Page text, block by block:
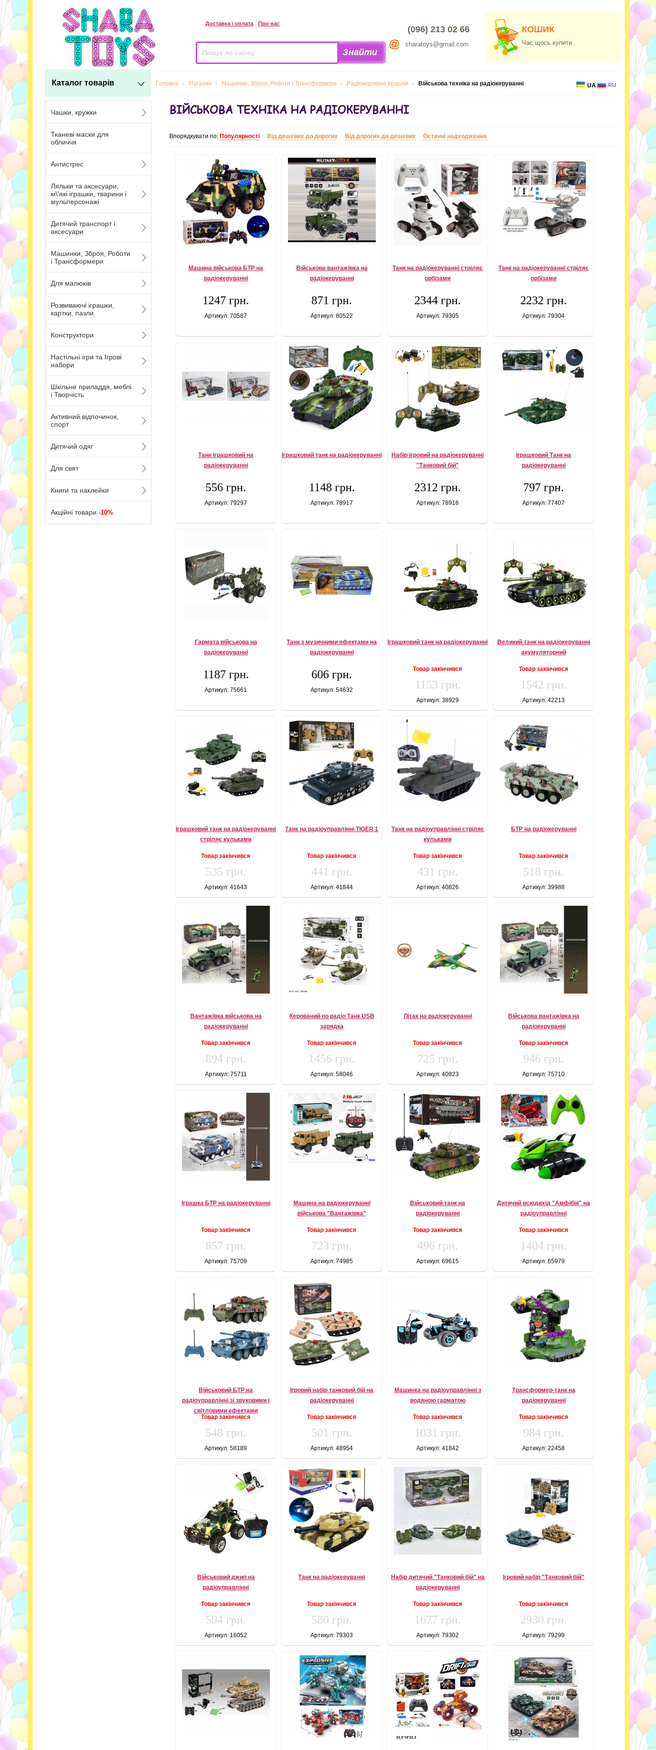
Доставка і оплата Про нас
(096) 213 02 66
sharatoys@gmail.com
КОШИК
Час щось купити
Каталог товарів Головна Магазин Машинки, Зброя, Роботи і Трансформери Радіокеровані іграшки Військова техніка на радіокеруванні UA RU
ВІЙСЬКОВА ТЕХНІКА НА РАДІОКЕРУВАННІ
Впорядкувати по: Популярності Від дешевих до дорогих Від дорогих до дешевих Останні надходження
Машина військова БТР на
радіокеруванні
1247 грн.
Артикул: 70587
Військова вантажівка на
радіокеруванні
871 грн.
Артикул: 80522
Танк на радіокеруванні стріляє
орбізами
2344 грн.
Артикул: 79305
Танк на радіокеруванні стріляє
орбізами
2232 грн.
Артикул: 79304
Танк іграшковий на
радіокеруванні
556 грн.
Артикул: 79297
Іграшковий танк на радіокеруванні
1148 грн.
Артикул: 78917
Набір ігровий на радіокеруванні
"Танковий бій"
2312 грн.
Артикул: 78916
Іграшковий Танк на
радіокеруванні
797 грн.
Артикул: 77407
Гармата військова на
радіокеруванні
1187 грн.
Артикул: 75661
Танк з музичними ефектами на
радіокеруванні
606 грн.
Артикул: 54632
Іграшковий танк на радіокеруванні
Товар закінчився
1153 грн.
Артикул: 38929
Великий танк на радіокеруванні
акумуляторний
Товар закінчився
1542 грн.
Артикул: 42213
Іграшковий танк на радіокеруванні
стріляє кульками
Товар закінчився
535 грн.
Артикул: 41643
Танк на радіоуправлінні TIGER 1
Товар закінчився
441 грн.
Артикул: 41844
Танк на радіоуправлінні стріляє
кульками
Товар закінчився
431 грн.
Артикул: 40826
БТР на радіокеруванні
Товар закінчився
518 грн.
Артикул: 39988
Вантажівка військова на
радіокеруванні
Товар закінчився
894 грн.
Артикул: 75711
Керований по радіо Танк USB
зарядка
Товар закінчився
1456 грн.
Артикул: 58046
Літак на радіокеруванні
Товар закінчився
725 грн.
Артикул: 40823
Військова вантажівка на
радіокеруванні
Товар закінчився
946 грн.
Артикул: 75710
Іграшка БТР на радіокеруванні
Товар закінчився
857 грн.
Артикул: 75709
Машина на радіокеруванні
військова "Вантажівка"
Товар закінчився
723 грн.
Артикул: 74985
Військовий танк на
радіокеруванні
Товар закінчився
496 грн.
Артикул: 69615
Дитячий всюдихід "Амфібія" на
радіоуправлінні
Товар закінчився
1404 грн.
Артикул: 65979
Військовий БТР на
радіоуправлінні зі звуковими і
світловими ефектами
Товар закінчився
548 грн.
Артикул: 58189
Ігровий набір танковий бій на
радіокеруванні
Товар закінчився
501 грн.
Артикул: 48954
Машинка на радіоуправлінні з
водяною гарматою
Товар закінчився
1031 грн.
Артикул: 41842
Трансформер-танк на
радіокеруванні
Товар закінчився
984 грн.
Артикул: 22458
Військовий джип на
радіоуправлінні
Товар закінчився
504 грн.
Артикул: 16052
Танк на радіокеруванні
Товар закінчився
580 грн.
Артикул: 79303
Набір дитячий "Танковий бій" на
радіокеруванні
Товар закінчився
1677 грн.
Артикул: 79302
Ігровий набір "Танковий бій"
Товар закінчився
2930 грн.
Артикул: 79299
Чашки, кружки
Тканеві маски для
обличчя
Антистрес
Ляльки та аксесуари,
м\'які іграшки, тварини і
мульперсонажі
Дитячий транспорт і
аксесуари
Машинки, Зброя, Роботи
і Трансформери
Для малюків
Розвиваючі іграшки,
картки, пазли
Конструктори
Настільні ігри та Ігрові
набори
Шкільне приладдя, меблі
і Творчість
Активний відпочинок,
спорт
Дитячий одяг
Для свят
Книги та наклейки
Акційні товари -10%